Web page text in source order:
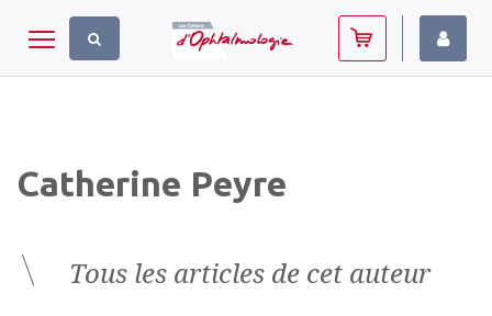
Toggle navigation
Catherine Peyre
Tous les articles de cet auteur
Panneau de gestion des cookies